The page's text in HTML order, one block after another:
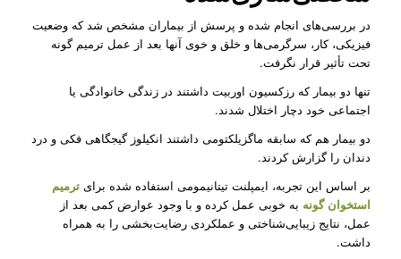
در بررسی‌های انجام شده و پرسش از بیماران مشخص شد که وضعیت
فیزیکی، کار، سرگرمی‌ها و خلق و خوی آنها بعد از عمل ترمیم گونه
تحت تأثیر قرار نگرفت.
تنها دو بیمار که رزکسیون اوربیت داشتند در زندگی خانوادگی یا
اجتماعی خود دچار اختلال شدند.
دو بیمار هم که سابقه ماگزیلکتومی داشتند انکیلوز گیجگاهی فکی و درد
دندان را گزارش کردند.
بر اساس این تجربه، ایمپلنت تیتانیمومی استفاده شده برای ترمیم
استخوان گونه به خوبی عمل کرده و با وجود عوارض کمی بعد از
عمل، نتایج زیبایی‌شناختی و عملکردی رضایت‌بخشی را به همراه
داشت.